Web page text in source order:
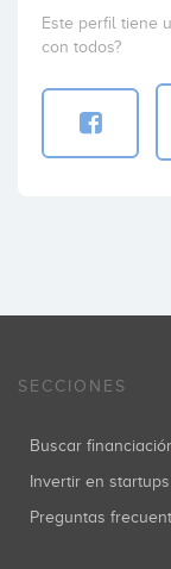
Este perfil tiene
con todos?
SECCIONES
Buscar
Invertir en startups
Preguntas